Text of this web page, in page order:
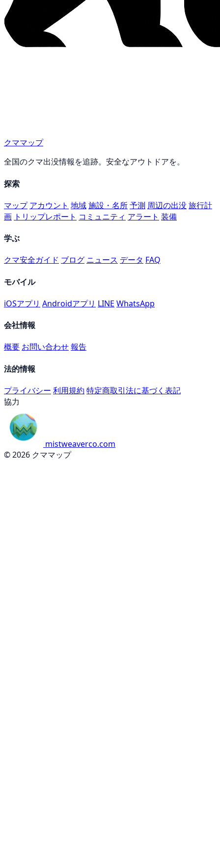
クママップ
全国のクマ出没情報を追跡。安全なアウトドアを。
探索
マップ アカウント 地域施設・名所予測 周辺の出没旅行計
画 トリップレポート コミュニティ アラート 装備
学ぶ
クマ安全ガイド ブログ ニュース データ FAQ
モバイル
iOSアプリ Androidアプリ LINE WhatsApp
会社情報
概要 お問い合わせ報告
法的情報
プライバシー 利用規約 特定商取引法に基づく表記
協力
mistweaverco.com
© 2026 クママップ